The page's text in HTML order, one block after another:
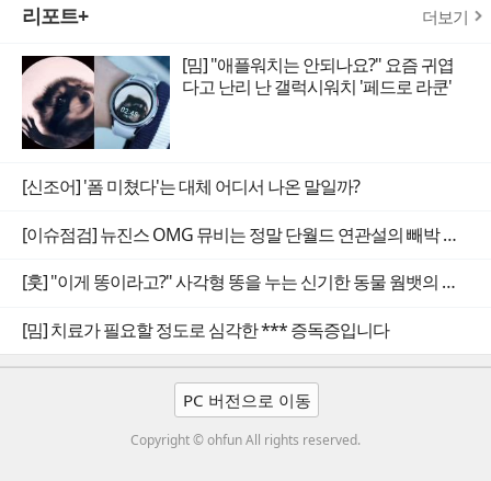
리포트+ 더보기
[밈] "애플워치는 안되나요?" 요즘 귀엽
다고 난리 난 갤럭시워치 '페드로 라쿤'
[신조어] '폼 미쳤다'는 대체 어디서 나온 말일까?
[이슈점검] 뉴진스 OMG 뮤비는 정말 단월드 연관설의 빼박 증거일까
[훗] "이게 똥이라고?" 사각형 똥을 누는 신기한 동물 웜뱃의 비밀
[밈] 치료가 필요할 정도로 심각한 *** 증독증입니다
PC 버전으로 이동
Copyright © ohfun All rights reserved.